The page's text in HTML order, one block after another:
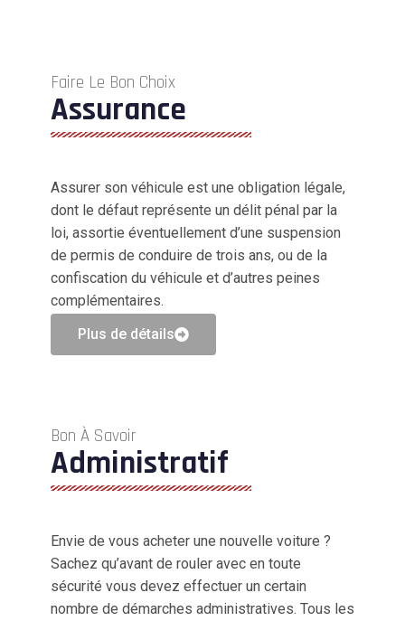
Faire Le Bon Choix
Assurance
Assurer son véhicule est une obligation légale,
dont le défaut représente un délit pénal par la
loi, assortie éventuellement d’une suspension
de permis de conduire de trois ans, ou de la
confiscation du véhicule et d’autres peines
complémentaires.
Plus de détails
Bon À Savoir
Administratif
Envie de vous acheter une nouvelle voiture ?
Sachez qu’avant de rouler avec en toute
sécurité vous devez effectuer un certain
nombre de démarches administratives. Tous les